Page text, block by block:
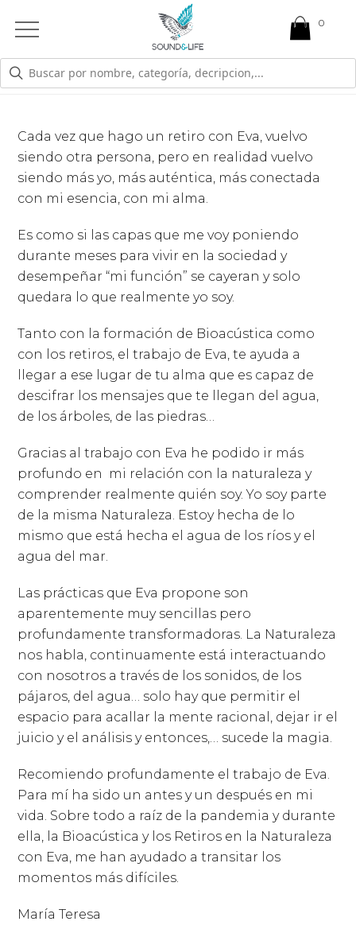
Open
Menu
VUELVO SIENDO MÁS YO
Cada vez que hago un retiro con Eva, vuelvo
siendo otra persona, pero en realidad vuelvo
siendo más yo, más auténtica, más conectada
con mi esencia, con mi alma.
Es como si las capas que me voy poniendo
durante meses para vivir en la sociedad y
desempeñar “mi función” se cayeran y solo
quedara lo que realmente yo soy.
Tanto con la formación de Bioacústica como
con los retiros, el trabajo de Eva, te ayuda a
llegar a ese lugar de tu alma que es capaz de
descifrar los mensajes que te llegan del agua,
de los árboles, de las piedras…
Gracias al trabajo con Eva he podido ir más
profundo en mi relación con la naturaleza y
comprender realmente quién soy. Yo soy parte
de la misma Naturaleza. Estoy hecha de lo
mismo que está hecha el agua de los ríos y el
agua del mar.
Las prácticas que Eva propone son
aparentemente muy sencillas pero
profundamente transformadoras. La Naturaleza
nos habla, continuamente está interactuando
con nosotros a través de los sonidos, de los
pájaros, del agua… solo hay que permitir el
espacio para acallar la mente racional, dejar ir el
juicio y el análisis y entonces,… sucede la magia.
Recomiendo profundamente el trabajo de Eva.
Para mí ha sido un antes y un después en mi
vida. Sobre todo a raíz de la pandemia y durante
ella, la Bioacústica y los Retiros en la Naturaleza
con Eva, me han ayudado a transitar los
momentos más difíciles.
María Teresa
0